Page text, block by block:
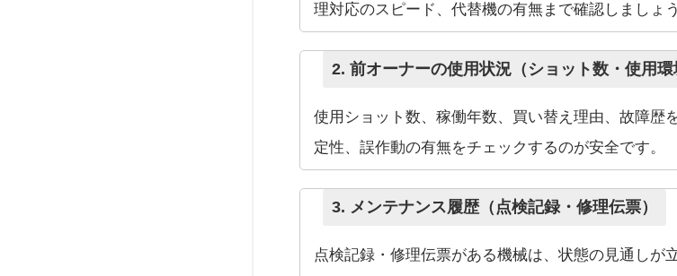
理対応のスピード、代替機の有無まで確認しましょう
2. 前オーナーの使用状況（ショット数・使用環
使用ショット数、稼働年数、買い替え理由、故障歴
定性、誤作動の有無をチェックするのが安全です。
3. メンテナンス履歴（点検記録・修理伝票）
点検記録・修理伝票がある機械は、状態の見通しが